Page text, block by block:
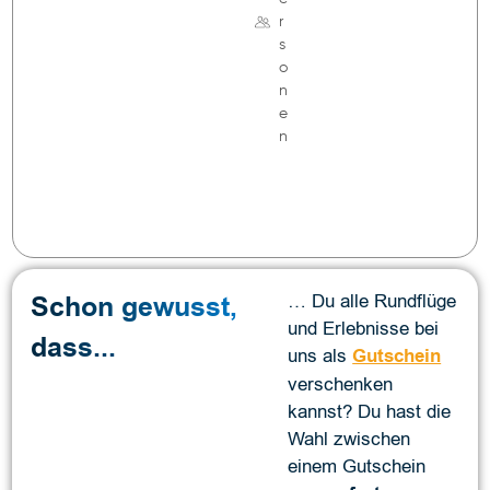
r
s
o
n
e
n
Schon gewusst,
dass...
… Du alle Rundflüge
und Erlebnisse bei
uns alsGutschein
verschenken
kannst? Du hast die
Wahl zwischen
einem Gutschein